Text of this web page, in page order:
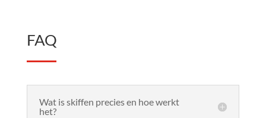
FAQ
Wat is skiffen precies en hoe werkt
het?